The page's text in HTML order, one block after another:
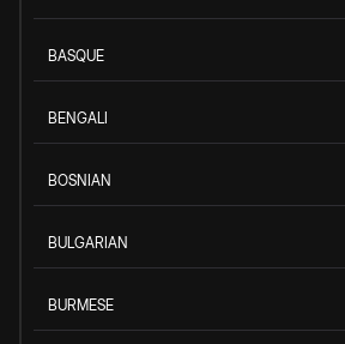
BASQUE
BENGALI
BOSNIAN
BULGARIAN
BURMESE